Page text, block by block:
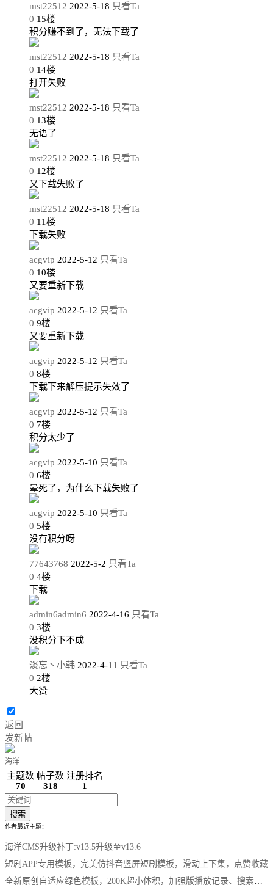
mst22512 2022-5-18 只看Ta
0 15楼
积分赚不到了，无法下载了
mst22512 2022-5-18 只看Ta
0 14楼
打开失败
mst22512 2022-5-18 只看Ta
0 13楼
无语了
mst22512 2022-5-18 只看Ta
0 12楼
又下载失败了
mst22512 2022-5-18 只看Ta
0 11楼
下载失败
acgvip 2022-5-12 只看Ta
0 10楼
又要重新下载
acgvip 2022-5-12 只看Ta
0 9楼
又要重新下载
acgvip 2022-5-12 只看Ta
0 8楼
下载下来解压提示失效了
acgvip 2022-5-12 只看Ta
0 7楼
积分太少了
acgvip 2022-5-10 只看Ta
0 6楼
晕死了，为什么下载失败了
acgvip 2022-5-10 只看Ta
0 5楼
没有积分呀
77643768 2022-5-2 只看Ta
0 4楼
下载
admin6admin6 2022-4-16 只看Ta
0 3楼
没积分下不成
淡忘丶小韩 2022-4-11 只看Ta
0 2楼
大赞
返回
发新帖
海洋
主题数
70
帖子数
318
注册排名
1
搜索
作者最近主题：
海洋CMS升级补丁:v13.5升级至v13.6
短剧APP专用模板，完美仿抖音竖屏短剧模板，滑动上下集，点赞收藏